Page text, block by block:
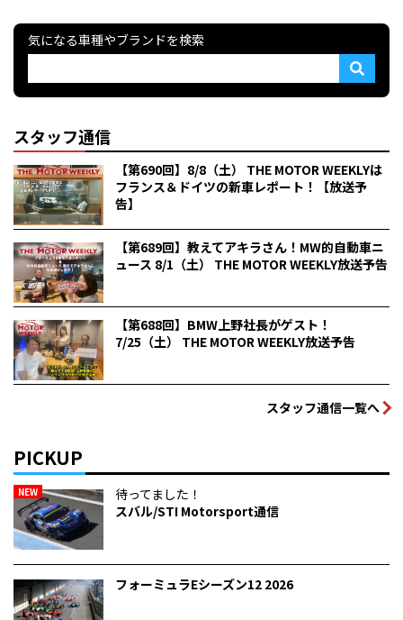
気になる車種やブランドを検索
スタッフ通信
【第690回】8/8（土） THE MOTOR WEEKLYは
フランス＆ドイツの新車レポート！【放送予
告】
【第689回】教えてアキラさん！MW的自動車ニ
ュース 8/1（土） THE MOTOR WEEKLY放送予告
【第688回】BMW上野社長がゲスト！
7/25（土） THE MOTOR WEEKLY放送予告
スタッフ通信一覧へ
PICKUP
NEW
待ってました！
スバル/STI Motorsport通信
フォーミュラEシーズン12 2026